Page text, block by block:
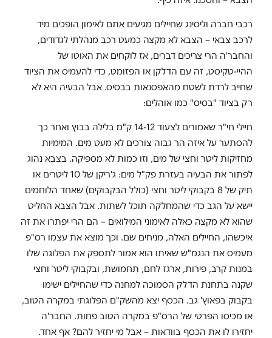
רכבי חברה וליסינג שחיילים מגיעים אתם לאימון הופכים מיד
לרכב צבאי – הצבא לא מקצה כמעט רכב מנהלתי לגדודים,
והחבר'ה הרי צריכים דברים, אז לוקחים את האוטו של
ההיי-טקיסט, זה עם הדלקן או הפזומט, כדי להעמיס את הציוד
שחייב לרדת לשטח מהאפסנאות בבסיס. אבל הבעיה היא לא
רק בציוד "בסיס" כמו אוהלים:
חיילי חי"ר שאמורים לצעוד 14-12 ק"מ בלילה בבוץ ואחר כך
להסתער על איזה הר גבוה צורכים לא מעט מים. המימיות
מחזיקות ליטר וחצי של מים, וזו כמות לא מספיקה. בצבא נהוג
לפתור את הבעיה בעזרת פק"ל מים: ג'ריקן של 10 ליטרים או
תיק של 8 בקבוקי ליטר וחצי (כולל הבקבוקים) שאחד הלוחמים
יישא על הגב כדי שהמחלקה תוכל לשתות. אבל הצבא החליט
שהוא לא מקצה כאלה לאימוני המילואים – הם הרי יפתרו את זה
איכשהו, החיילים האלה, מניחים שם. וכך מוצא את עצמו רס"פ
מעמיס את הנגמ"ש שאיתו הוא אמור לתספק את הפלוגה שלו
במנות קרב, פירות, ארגז לחם, תחמושת, ובקבוקי ליטר וחצי
שקנה בתחנת הדלק הסמוכה למחנה כדי שהחיילים ישימו
בקבוק בפאוץ' גב. הכסף יצא מהשק"ם הפלוגתי במקרה הטוב,
או מכיסו הפרטי של הרס"פ במקרה הטוב פחות. החבר'ה
יחזירו לו את הכסף בוודאות – אבל מי יחזיר להם? אף אחד.